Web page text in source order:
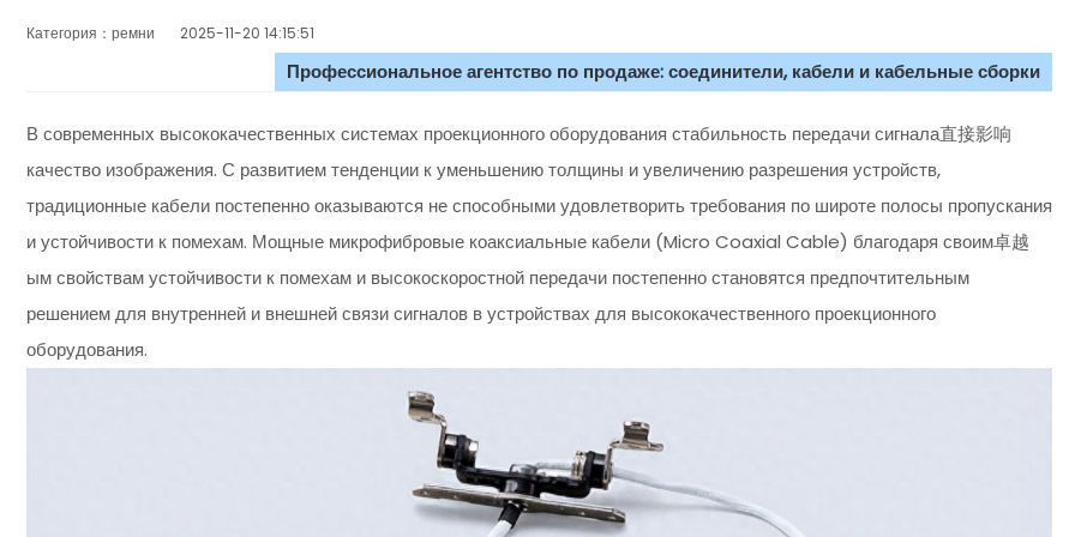
Категория：ремни 2025-11-20 14:15:51
Профессиональное агентство по продаже: соединители, кабели и кабельные сборки
В современных высококачественных системах проекционного оборудования стабильность передачи сигнала直接影响
качество изображения. С развитием тенденции к уменьшению толщины и увеличению разрешения устройств,
традиционные кабели постепенно оказываются не способными удовлетворить требования по широте полосы пропускания
и устойчивости к помехам. Мощные микрофибровые коаксиальные кабели (Micro Coaxial Cable) благодаря своим卓越
ым свойствам устойчивости к помехам и высокоскоростной передачи постепенно становятся предпочтительным
решением для внутренней и внешней связи сигналов в устройствах для высококачественного проекционного
оборудования.